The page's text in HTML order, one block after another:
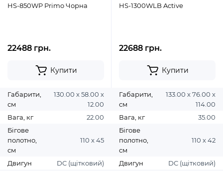
HS-850WP Primo Чорна
22488 грн.
Купити
Габарити,
см
130.00 х 58.00 х
12.00
Вага, кг
22.00
Бігове
полотно,
см
110 x 45
Двигун
DC (щітковий)
HS-1300WLB Active
22688 грн.
Купити
Габарити,
см
133.00 х 76.00 х
114.00
Вага, кг
35.00
Бігове
полотно,
см
110 х 42
Двигун
DC (щітковий)